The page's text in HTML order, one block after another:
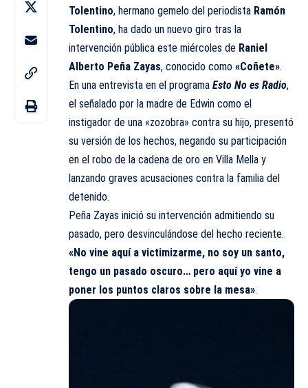
Tolentino, hermano gemelo del periodista Ramón
Tolentino, ha dado un nuevo giro tras la
intervención pública este miércoles de Raniel
Alberto Peña Zayas, conocido como «Coñete».
En una entrevista en el programa Esto No es Radio,
el señalado por la madre de Edwin como el
instigador de una «zozobra» contra su hijo, presentó
su versión de los hechos, negando su participación
en el robo de la cadena de oro en Villa Mella y
lanzando graves acusaciones contra la familia del
detenido.
Peña Zayas inició su intervención admitiendo su
pasado, pero desvinculándose del hecho reciente.
«No vine aquí a victimizarme, no soy un santo,
tengo un pasado oscuro… pero aquí yo vine a
poner los puntos claros sobre la mesa».